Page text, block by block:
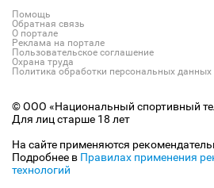
Помощь
Обратная связь
О портале
Реклама на портале
Пользовательское соглашение
Охрана труда
Политика обработки персональных данных
© ООО «Национальный спортивный
Для лиц старше 18 лет
На сайте применяются
Подробнее в Правилах применения
технологий